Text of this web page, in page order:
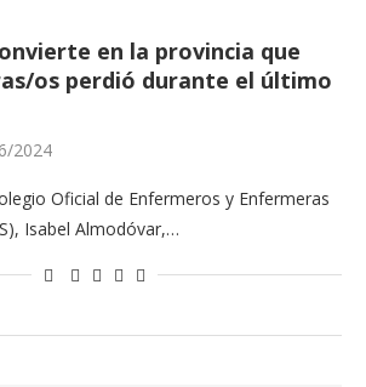
en la provincia que
os perdió durante el último
2024
Oficial de Enfermeros y Enfermeras
Isabel Almodóvar,…